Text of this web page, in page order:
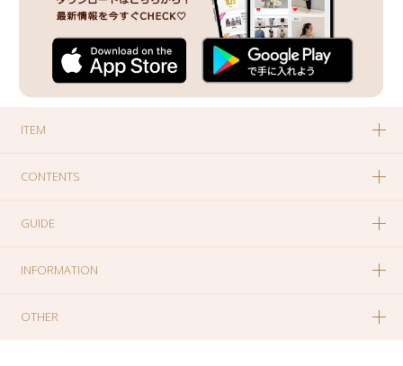
ITEM
CONTENTS
GUIDE
INFORMATION
OTHER